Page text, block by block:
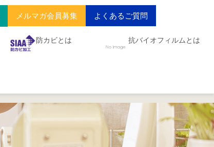
メルマガ会員募集 よくあるご質問
防カビとは 抗バイオフィルムとは